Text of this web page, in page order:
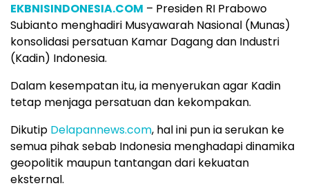
EKBNISINDONESIA.COM – Presiden RI Prabowo
Subianto menghadiri Musyawarah Nasional (Munas)
konsolidasi persatuan Kamar Dagang dan Industri
(Kadin) Indonesia.
Dalam kesempatan itu, ia menyerukan agar Kadin
tetap menjaga persatuan dan kekompakan.
Dikutip Delapannews.com, hal ini pun ia serukan ke
semua pihak sebab Indonesia menghadapi dinamika
geopolitik maupun tantangan dari kekuatan
eksternal.